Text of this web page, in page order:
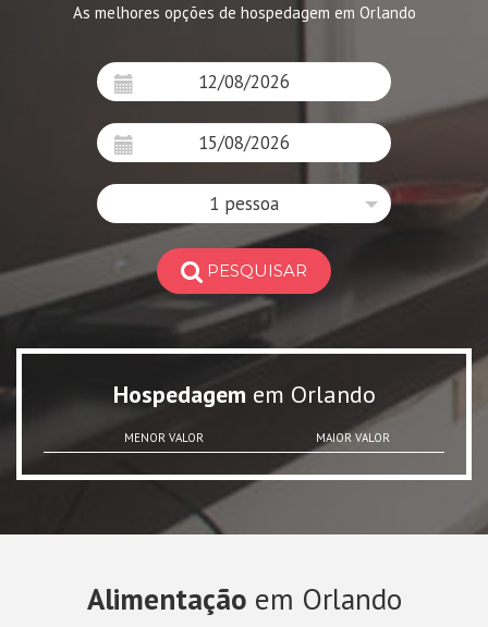
As melhores opções de hospedagem em Orlando
1 pessoa
PESQUISAR
Hospedagem em Orlando
MENOR VALOR MAIOR VALOR
Alimentação em Orlando